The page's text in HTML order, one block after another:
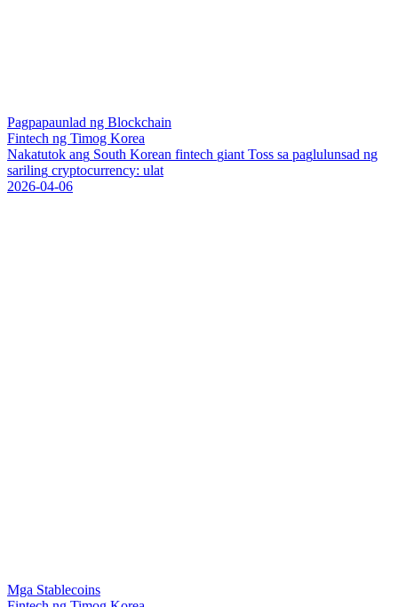
Pagpapaunlad ng Blockchain
Fintech ng Timog Korea
Nakatutok ang South Korean fintech giant Toss sa paglulunsad ng
sariling cryptocurrency: ulat
2026-04-06
Mga Stablecoins